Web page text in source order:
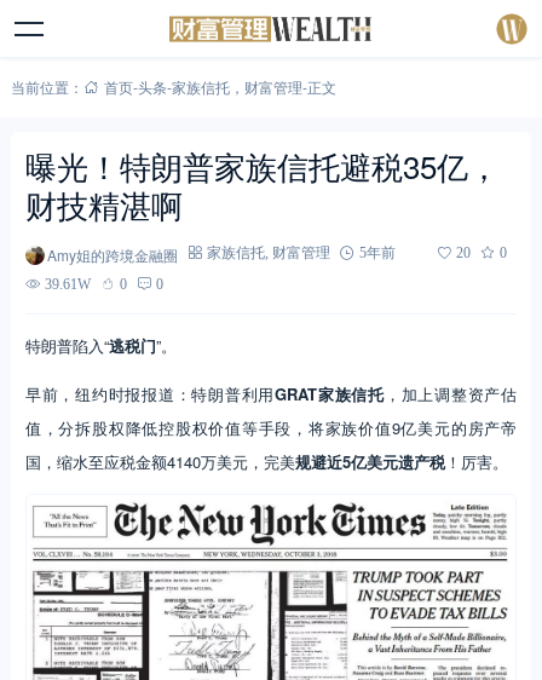
当前位置： 首页-头条-家族信托， 财富管理-正文
曝光！特朗普家族信托避税35亿，
财技精湛啊
Amy姐的跨境金融圈 家族信托, 财富管理 5年前 20
0
39.61W
0 0
特朗普陷入“逃税门”。
早前，纽约时报报道：特朗普利用GRAT家族信托，加上调整资产估
值，分拆股权降低控股权价值等手段，将家族价值9亿美元的房产帝
国，缩水至应税金额4140万美元，完美规避近5亿美元遗产税！厉害。